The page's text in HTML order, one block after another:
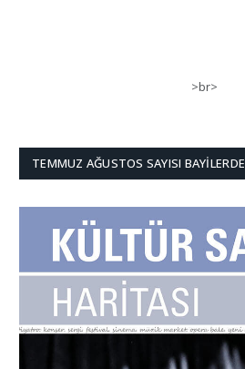
>br>
TEMMUZ AĞUSTOS SAYISI BAYILERDE